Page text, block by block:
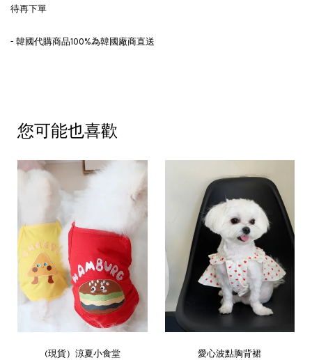
待再下單
- 韓國代購商品100%為韓國廠商直送
您可能也喜歡
(現貨）涼夏小食堂 愛心波點胸背裙